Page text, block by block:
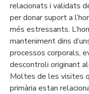
relacionats i validats
per donar suport a
més estressants.
manteniment dins
processos corporals,
descontroli originant
Moltes de les visites
primària estan